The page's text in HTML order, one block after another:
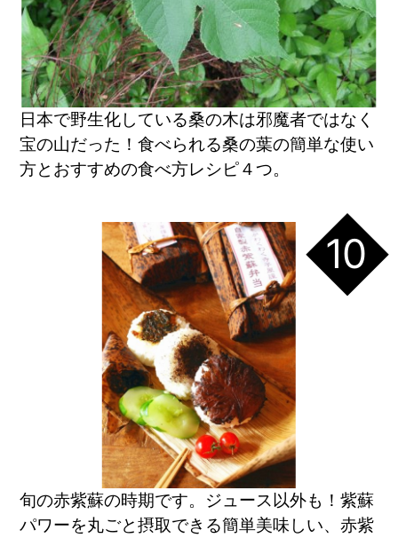
日本で野生化している桑の木は邪魔者ではなく
宝の山だった！食べられる桑の葉の簡単な使い
方とおすすめの食べ方レシピ４つ。
旬の赤紫蘇の時期です。ジュース以外も！紫蘇
パワーを丸ごと摂取できる簡単美味しい、赤紫